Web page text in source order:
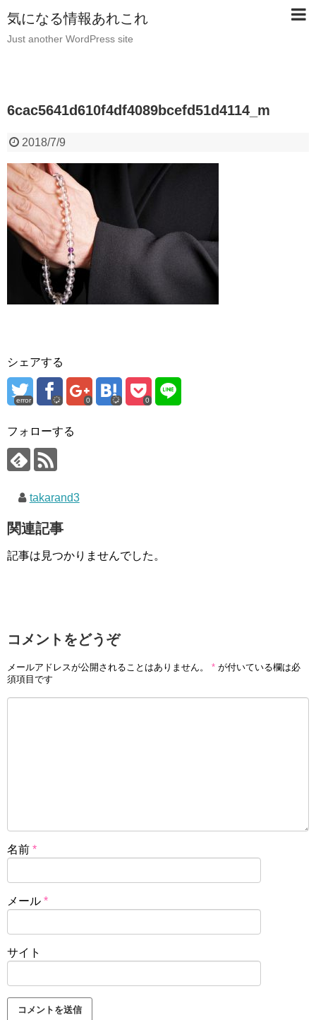
気になる情報あれこれ
Just another WordPress site
6cac5641d610f4df4089bcefd51d4114_m
2018/7/9
シェアする
error 0 0
フォローする
takarand3
関連記事
記事は見つかりませんでした。
コメントをどうぞ
メールアドレスが公開されることはありません。 * が付いている欄は必
須項目です
名前 *
メール *
サイト